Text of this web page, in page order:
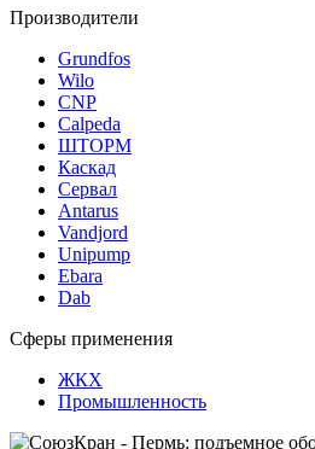
Производители
Grundfos
Wilo
CNP
Calpeda
ШТОРМ
Каскад
Сервал
Antarus
Vandjord
Unipump
Ebara
Dab
Сферы применения
ЖКХ
Промышленность